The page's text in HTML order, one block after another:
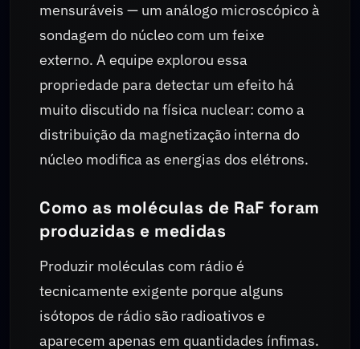
mensuráveis — um análogo microscópico à
sondagem do núcleo com um feixe
externo. A equipe explorou essa
propriedade para detectar um efeito há
muito discutido na física nuclear: como a
distribuição da magnetização interna do
núcleo modifica as energias dos elétrons.
Como as moléculas de RaF foram
produzidas e medidas
Produzir moléculas com rádio é
tecnicamente exigente porque alguns
isótopos de rádio são radioativos e
aparecem apenas em quantidades ínfimas.